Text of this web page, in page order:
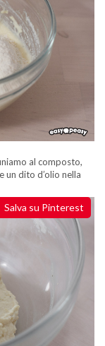
al composto,
un dito d’olio nella
Salva su Pinterest